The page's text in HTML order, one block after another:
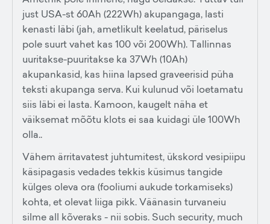
just USA-st 60Ah (222Wh) akupangaga, lasti
kenasti läbi (jah, ametlikult keelatud, päriselus
pole suurt vahet kas 100 või 200Wh). Tallinnas
uuritakse-puuritakse ka 37Wh (10Ah)
akupankasid, kas hiina lapsed graveerisid püha
teksti akupanga serva. Kui kulunud või loetamatu
siis läbi ei lasta. Kamoon, kaugelt näha et
väiksemat mõõtu klots ei saa kuidagi üle 100Wh
olla..
Vähem ärritavatest juhtumitest, ükskord vesipiipu
käsipagasis vedades tekkis küsimus tangide
külges oleva ora (fooliumi aukude torkamiseks)
kohta, et olevat liiga pikk. Väänasin turvaneiu
silme all kõveraks - nii sobis. Such security, much